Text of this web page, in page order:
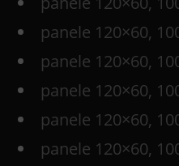
panele 120×60,
panele 120×60,
panele 120×60,
panele 120×60,
panele 120×60,